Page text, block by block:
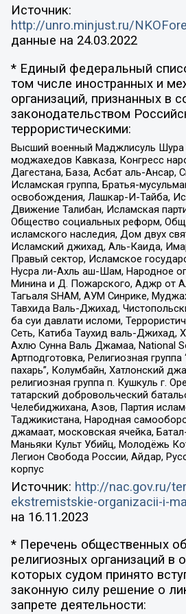
Источник:
http://unro.minjust.ru/
данные на 24.03.2022
* Единый федеральный
том числе иностранных и
организаций, признанных в
законодательством
террористическими:
Высший военный Маджлисуль Шура
моджахедов Кавказа, Конгресс
Дагестана, База, Асбат аль-Ансар,
Исламская группа, Братья-
освобождения, Лашкар-И-Тайба,
Движение Талибан, Исламская
Общество социальных реформ,
исламского наследия, Дом двух
Исламский джихад, Аль-Каида,
Правый сектор, Исламское
Нусра ли-Ахль аш-Шам, Народное
Минина и Д. Пожарского, Аджр от
Тагьаля SHAM, АУМ Синрике,
Тавхида Валь-Джихад,
ба суи давлати исломи,
Сеть, Катиба Таухид валь-Джихад,
Ахлю Сунна Валь Джамаа, National
Артподготовка, Религиозная
пахарь”, Колумбайн, Хатлонский
религиозная группа п. Кушкуль г.
татарский добровольческий
Челебиджихана, Азов, Партия
Таджикистана, Народная
джамаат, московская ячейка,
Маньяки Культ Убийц, Молодёжь
Легион Свобода России, Айдар,
корпус
Источник: http://nac.gov.ru/
ekstremistskie-organizacii-i-
на 16.11.2023
* Перечень общественных
религиозных организаций в
которых судом принято
законную силу решение о
запрете деятельности: